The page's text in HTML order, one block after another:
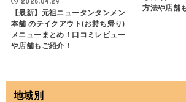
【最新】元祖ニュータンタンメン
本舗 のテイクアウト(お持ち帰り)
メニューまとめ！口コミレビュー
や店舗もご紹介！
方法や店舗
地域別